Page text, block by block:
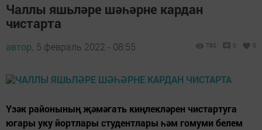
Чаллы яшьләре шәһәрне кардан
чистарта
автор, 5 февраль 2022 - 08:55 780 0 0
Үзәк районының җәмәгать киңлекләрен чистартуга
югары уку йортлары студентлары һәм гомуми белем